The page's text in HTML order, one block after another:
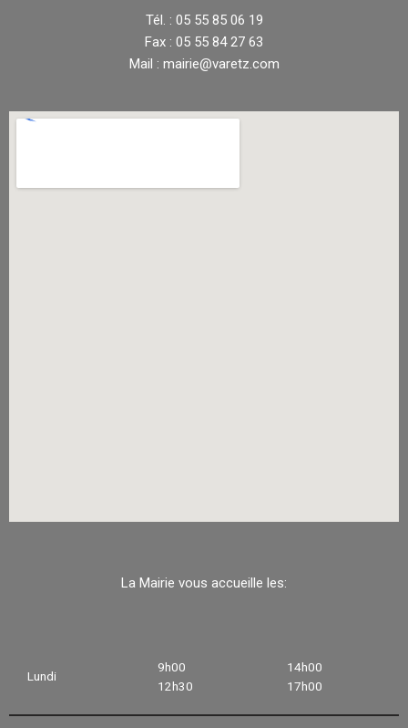
Tél. : 05 55 85 06 19
Fax : 05 55 84 27 63
Mail : mairie@varetz.com
La Mairie vous accueille les:
Lundi
9h00
12h30
14h00
17h00